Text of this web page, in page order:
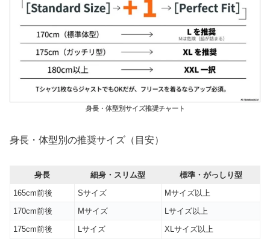
身長・体型別サイズ推奨チャート
身長・体型別の推奨サイズ（目安）
身長 細身・スリム型
標準・がっしり型
165cm前後
Sサイズ
Mサイズ以上
170cm前後
Mサイズ
Lサイズ以上
175cm前後
Lサイズ
XLサイズ以上